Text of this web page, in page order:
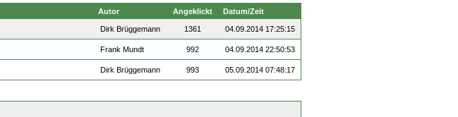
Autor Angeklickt Datum/Zeit
Dirk Brüggemann 1361 04.09.2014 17:25:15
Frank Mundt 992 04.09.2014 22:50:53
Dirk Brüggemann 993 05.09.2014 07:48:17